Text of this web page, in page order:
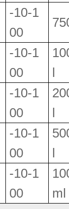
-10-1
00
-10-1
00
l
-10-1
00
l
-10-1
00
l
-10-1
00
ml